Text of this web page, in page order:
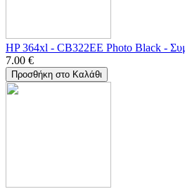
HP 364xl - CB322EE Photo Black -
7.00 €
Προσθήκη στο Καλάθι